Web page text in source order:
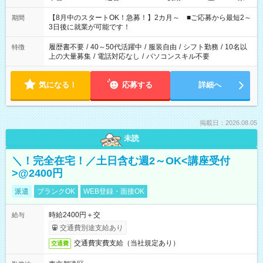
と休みを合わせたい」 「余裕を持って夕飯の準備がしたい」
「できれば残業はしたくない」 など、ご希望を教えてください
ね。 ※Wワーク希望の方へ 今ご覧のお仕事で希望する勤務時間
と、もう1つのお仕事の勤務時間。 合計で週40時間を超える場
合は応募できません。
期間
【8月中のスタートOK！急募！】2カ月～ ■ご応募から最短2～
3日後に就業が可能です！
特徴 履歴書不要 / 40～50代活躍中 / 服装自由 / シフト勤務 / 10名以
上の大量募集 / 電話対応なし / パソコンスキル不要
気になる！ 応募する 詳細へ
掲載日：2026.08.05
未読
＼！完全在宅！／土日含む週2～OK<講座受付
>@2400円
派遣 ブランクOK WEB登録・面接OK
給与
時給2400円＋交
交通費別途支給あり
交通費 交通費実費支給（当社規定あり）